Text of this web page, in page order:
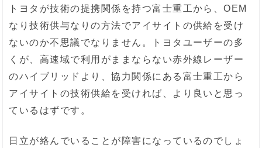
トヨタが技術の提携関係を持つ富士重工から、OEM
なり技術供与なりの方法でアイサイトの供給を受け
ないのか不思議でなりません。トヨタユーザーの多
くが、高速域で利用がままならない赤外線レーザー
のハイブリッドより、協力関係にある富士重工から
アイサイトの技術供給を受ければ、より良いと思っ
ているはずです。
日立が絡んでいることが障害になっているのでしょ